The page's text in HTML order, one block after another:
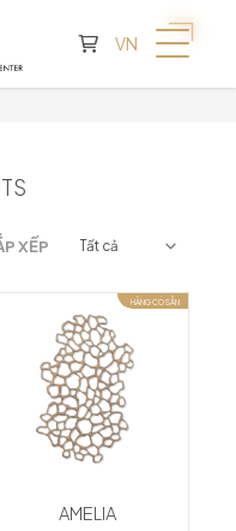
VN
XẾP
HÀNG CÓ SẴN
AMELIA